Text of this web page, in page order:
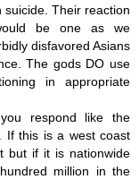
suicide. Their reaction
be one as we
disfavored Asians
The gods DO use
in appropriate
respond like the
If this is a west coast
but if it is nationwide
million in the